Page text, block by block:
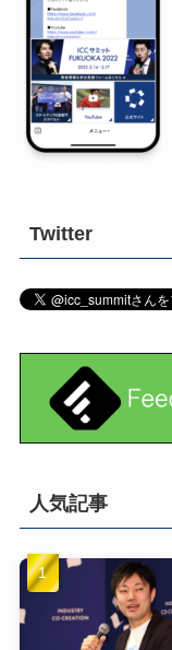
Twitter
人気記事